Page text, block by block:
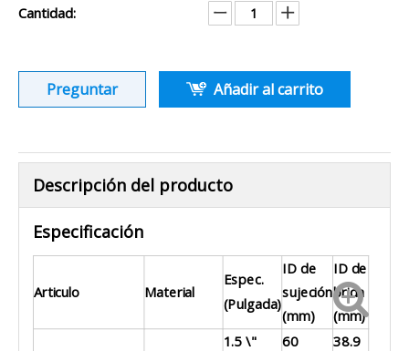
Cantidad:
Preguntar Añadir al carrito
Descripción del producto
Especificación
Articulo Material
Espec.
(Pulgada)
ID de
sujeción
(mm)
ID de
brida
(mm)
1.5 \" 60
38.9